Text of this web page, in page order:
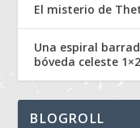
El misterio de
Una espiral
bóveda celeste
BLOGROLL